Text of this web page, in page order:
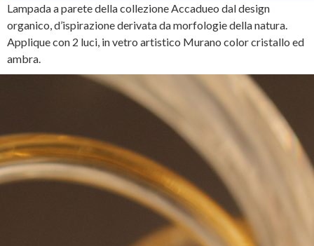
Lampada a parete della collezione Accadueo dal design
organico, d’ispirazione derivata da morfologie della natura.
Applique con 2 luci, in vetro artistico Murano color cristallo ed
ambra.